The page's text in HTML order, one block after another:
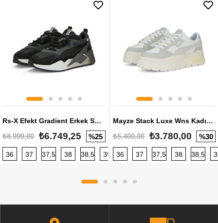
Rs-X Efekt Gradient Erkek Sneaker
₺8.999,00 ₺6.749,25 %25
36 37 37,5 38 38,5 39 40 40,5 41 42 42,5
Mayze Stack Luxe Wns Kadın Sneaker
₺5.400,00 ₺3.780,00 %30
36 37 37,5 38 38,5